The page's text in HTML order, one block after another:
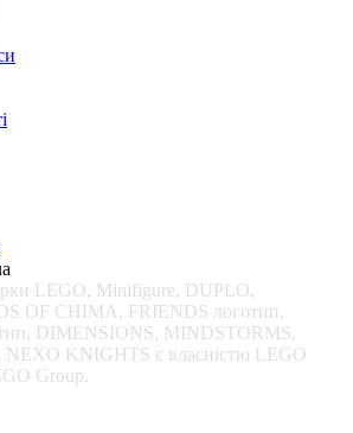
LEGO, Minifigure, DUPLO,
OF CHIMA, FRIENDS логотип,
DIMENSIONS, MINDSTORMS,
KNIGHTS є власністю LEGO
Group.